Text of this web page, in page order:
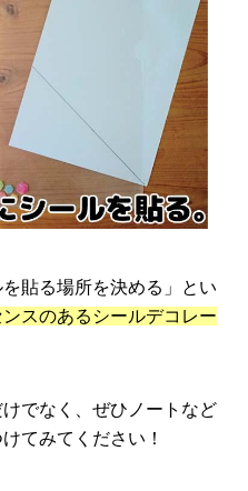
貼る場所を決める」とい
スのあるシールデコレー
でなく、ぜひノートなど
てみてください！